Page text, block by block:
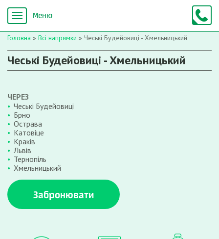
Головна » Всі напрямки » Чеські Будейовиці - Хмельницький
Чеські Будейовиці - Хмельницький
ЧЕРЕЗ
Чеські Будейовиці
Брно
Острава
Катовіце
Краків
Львів
Тернопіль
Хмельницький
Забронювати